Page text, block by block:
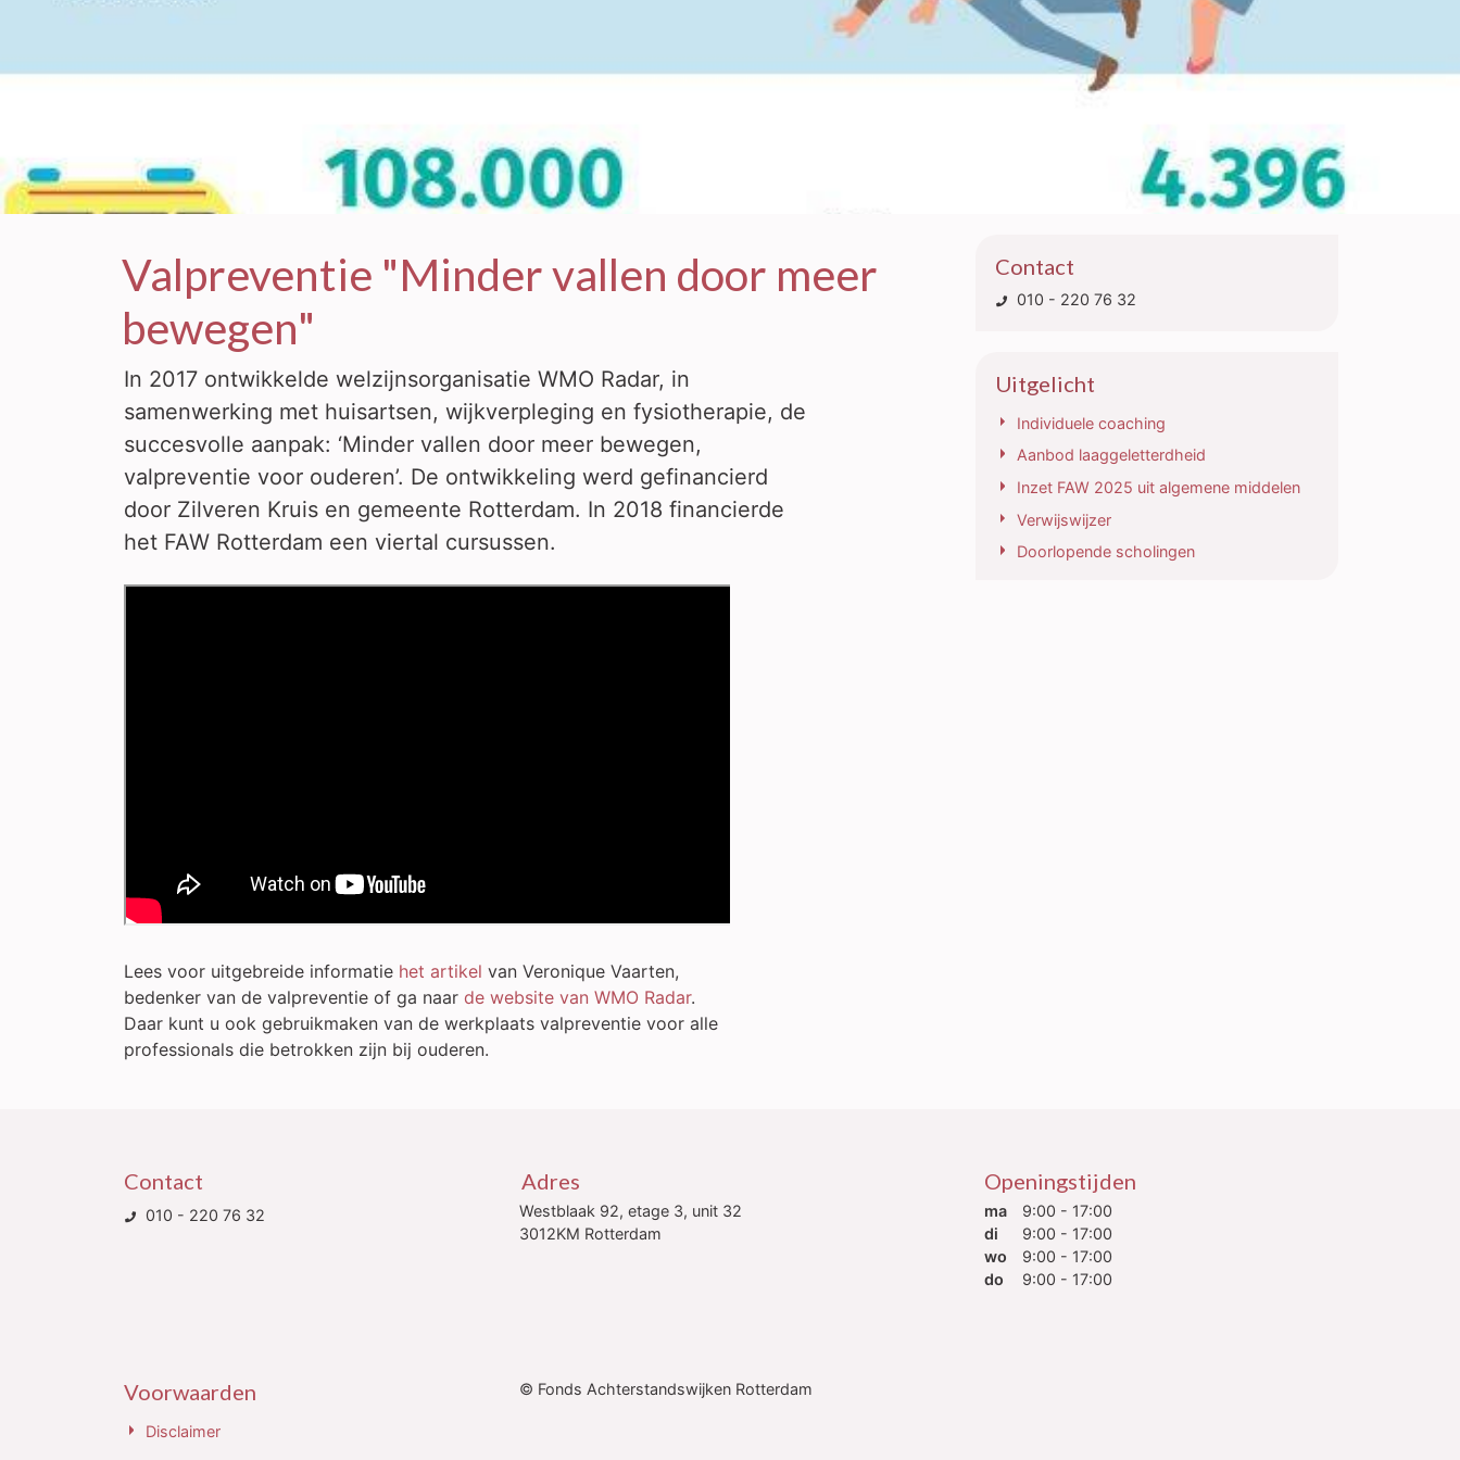
Valpreventie "Minder vallen door meer
bewegen"
In 2017 ontwikkelde welzijnsorganisatie WMO Radar, in
samenwerking met huisartsen, wijkverpleging en fysiotherapie, de
succesvolle aanpak: ‘Minder vallen door meer bewegen,
valpreventie voor ouderen’. De ontwikkeling werd gefinancierd
door Zilveren Kruis en gemeente Rotterdam. In 2018 financierde
het FAW Rotterdam een viertal cursussen.
Lees voor uitgebreide informatie het artikel van Veronique Vaarten,
bedenker van de valpreventie of ga naar de website van WMO Radar.
Daar kunt u ook gebruikmaken van de werkplaats valpreventie voor alle
professionals die betrokken zijn bij ouderen.
Contact
010 - 220 76 32
Uitgelicht
Individuele coaching
Aanbod laaggeletterdheid
Inzet FAW 2025 uit algemene middelen
Verwijswijzer
Doorlopende scholingen
Contact
010 - 220 76 32
Adres
Westblaak 92, etage 3, unit 32
3012KM Rotterdam
Openingstijden
ma
9:00 - 17:00
di
9:00 - 17:00
wo
9:00 - 17:00
do
9:00 - 17:00
Voorwaarden
Disclaimer
© Fonds Achterstandswijken Rotterdam